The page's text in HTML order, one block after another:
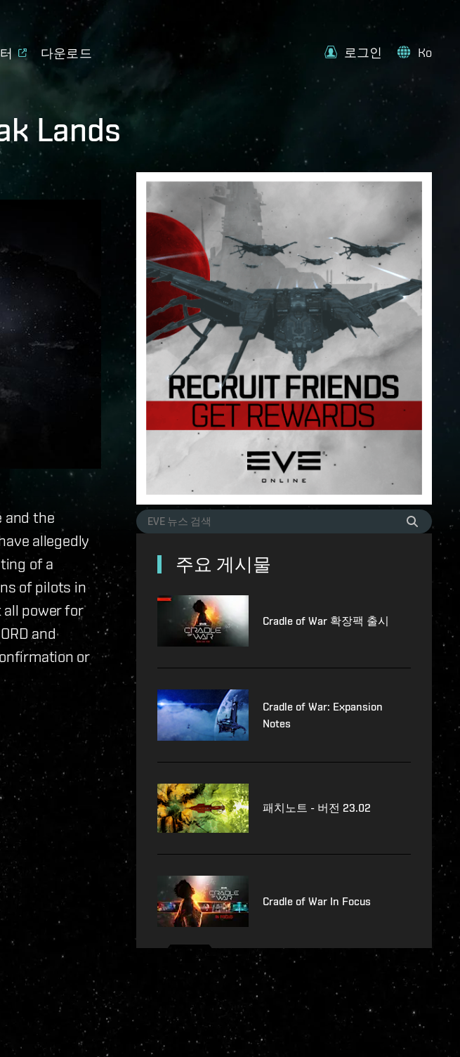
다운로드 로그인 Ko
Lands
and the
allegedly
of a
of pilots in
power for
and
or
주요 게시물
Cradle of War 확장팩 출시
Cradle of War: Expansion
Notes
패치노트 - 버전 23.02
Cradle of War In Focus